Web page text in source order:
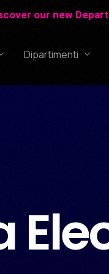
_______________
Accademia Studios
Dipartimenti